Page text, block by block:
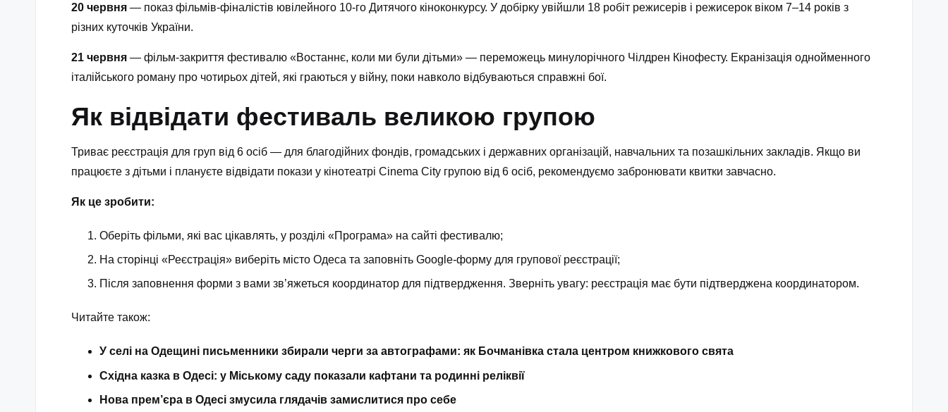
20 червня — показ фільмів-фіналістів ювілейного 10-го Дитячого кіноконкурсу. У добірку увійшли 18 робіт режисерів і режисерок віком 7–14 років з
різних куточків України.
21 червня — фільм-закриття фестивалю «Востаннє, коли ми були дітьми» — переможець минулорічного Чілдрен Кінофесту. Екранізація однойменного
італійського роману про чотирьох дітей, які граються у війну, поки навколо відбуваються справжні бої.
Як відвідати фестиваль великою групою
Триває реєстрація для груп від 6 осіб — для благодійних фондів, громадських і державних організацій, навчальних та позашкільних закладів. Якщо ви
працюєте з дітьми і плануєте відвідати покази у кінотеатрі Cinema City групою від 6 осіб, рекомендуємо забронювати квитки завчасно.
Як це зробити:
Оберіть фільми, які вас цікавлять, у розділі «Програма» на сайті фестивалю;
На сторінці «Реєстрація» виберіть місто Одеса та заповніть Google-форму для групової реєстрації;
Після заповнення форми з вами зв’яжеться координатор для підтвердження. Зверніть увагу: реєстрація має бути підтверджена координатором.
Читайте також:
У селі на Одещині письменники збирали черги за автографами: як Бочманівка стала центром книжкового свята
Східна казка в Одесі: у Міському саду показали кафтани та родинні реліквії
Нова прем’єра в Одесі змусила глядачів замислитися про себе